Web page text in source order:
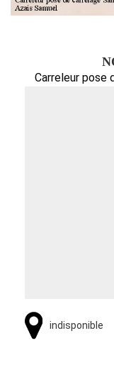
Carreleur pose
indisponible